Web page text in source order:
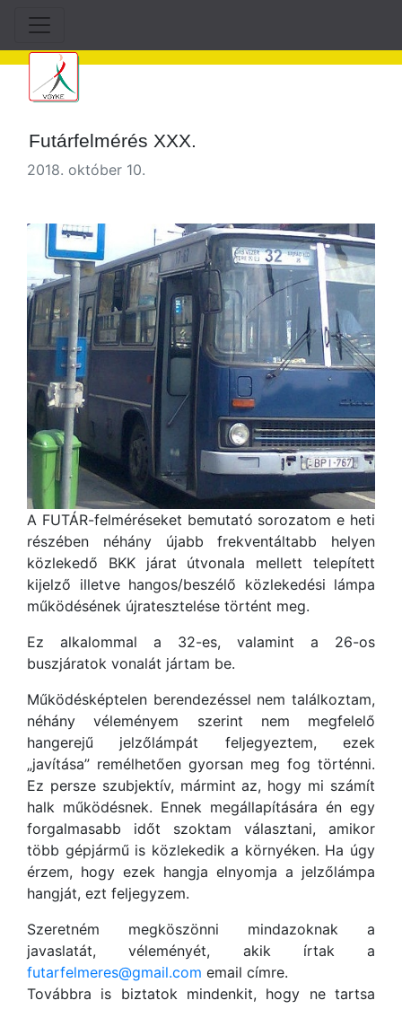
Futárfelmérés XXX.
2018. október 10.
A FUTÁR-felméréseket bemutató sorozatom e heti
részében néhány újabb frekventáltabb helyen
közlekedő BKK járat útvonala mellett telepített
kijelző illetve hangos/beszélő közlekedési lámpa
működésének újratesztelése történt meg.
Ez alkalommal a 32-es, valamint a 26-os
buszjáratok vonalát jártam be.
Működésképtelen berendezéssel nem találkoztam,
néhány véleményem szerint nem megfelelő
hangerejű jelzőlámpát feljegyeztem, ezek
„javítása” remélhetően gyorsan meg fog történni.
Ez persze szubjektív, mármint az, hogy mi számít
halk működésnek. Ennek megállapítására én egy
forgalmasabb időt szoktam választani, amikor
több gépjármű is közlekedik a környéken. Ha úgy
érzem, hogy ezek hangja elnyomja a jelzőlámpa
hangját, ezt feljegyzem.
Szeretném megköszönni mindazoknak a
javaslatát, véleményét, akik írtak a
futarfelmeres@gmail.com email címre.
Továbbra is biztatok mindenkit, hogy ne tartsa